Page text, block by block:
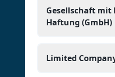
Gesellschaft mit
Haftung (GmbH)
Limited